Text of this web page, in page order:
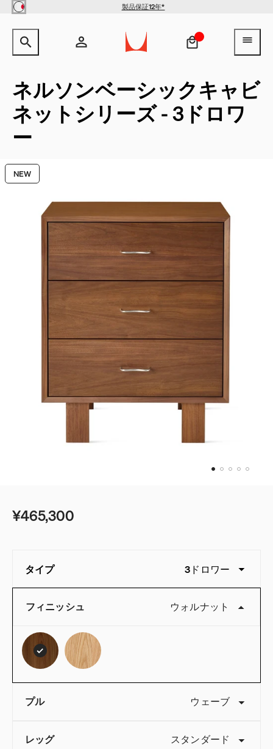
Skip to main content 製品保証12年*
サイト内検索のためのテキストを入力してください。
ヘッダー検索ボックスをオープン
アカウント
新規登録
ネルソンベーシックキャビ
ネットシリーズ - 3ドロワ
ー
NEW
¥465,300
タイプ 3ドロワー
フィニッシュ ウォルナット
プル ウェーブ
レッグ スタンダード